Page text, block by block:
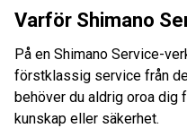
Varför Shimano
På en Shimano Service-
förstklassig service från
behöver du aldrig oroa dig
kunskap eller säkerhet.